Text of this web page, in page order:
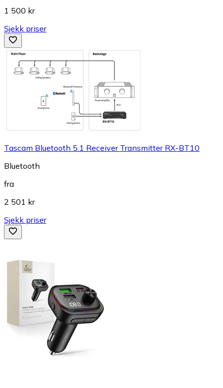
1 500 kr
Sjekk priser
Tascam Bluetooth 5.1 Receiver Transmitter RX-BT10
Bluetooth
fra
2 501 kr
Sjekk priser